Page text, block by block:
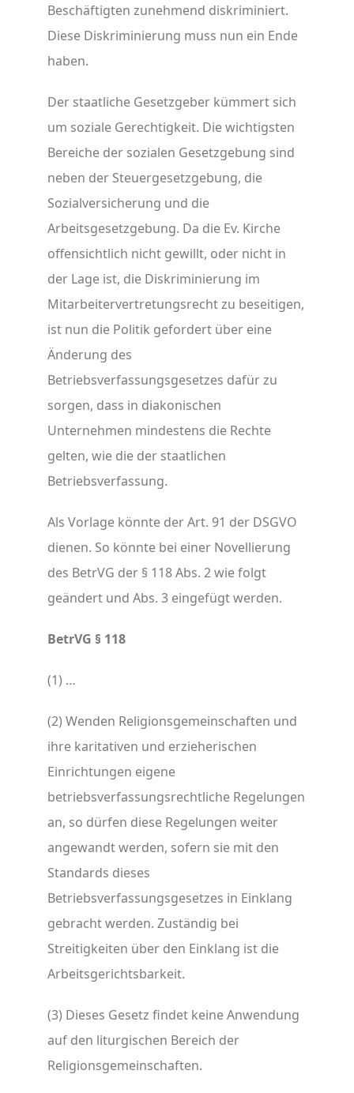
Beschäftigten zunehmend diskriminiert.
Diese Diskriminierung muss nun ein Ende
haben.
Der staatliche Gesetzgeber kümmert sich
um soziale Gerechtigkeit. Die wichtigsten
Bereiche der sozialen Gesetzgebung sind
neben der Steuergesetzgebung, die
Sozialversicherung und die
Arbeitsgesetzgebung. Da die Ev. Kirche
offensichtlich nicht gewillt, oder nicht in
der Lage ist, die Diskriminierung im
Mitarbeitervertretungsrecht zu beseitigen,
ist nun die Politik gefordert über eine
Änderung des
Betriebsverfassungsgesetzes dafür zu
sorgen, dass in diakonischen
Unternehmen mindestens die Rechte
gelten, wie die der staatlichen
Betriebsverfassung.
Als Vorlage könnte der Art. 91 der DSGVO
dienen. So könnte bei einer Novellierung
des BetrVG der § 118 Abs. 2 wie folgt
geändert und Abs. 3 eingefügt werden.
BetrVG § 118
(1) …
(2) Wenden Religionsgemeinschaften und
ihre karitativen und erzieherischen
Einrichtungen eigene
betriebsverfassungsrechtliche Regelungen
an, so dürfen diese Regelungen weiter
angewandt werden, sofern sie mit den
Standards dieses
Betriebsverfassungsgesetzes in Einklang
gebracht werden. Zuständig bei
Streitigkeiten über den Einklang ist die
Arbeitsgerichtsbarkeit.
(3) Dieses Gesetz findet keine Anwendung
auf den liturgischen Bereich der
Religionsgemeinschaften.